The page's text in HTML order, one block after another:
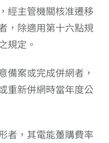
經主管機關核准遷移
，除適用第十六點規
規定。
備案或完成併網者，
重新併網時當年度公
者，其電能躉購費率